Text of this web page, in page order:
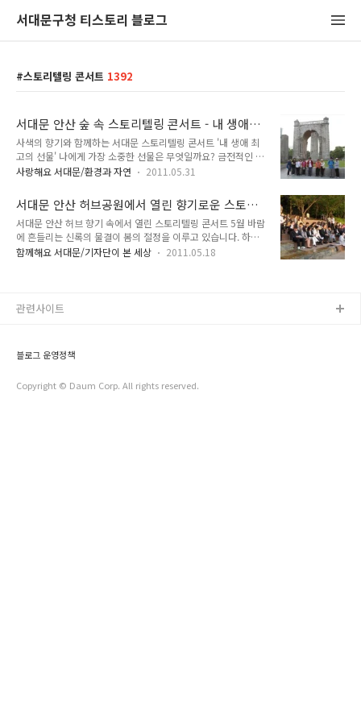
서대문구청 티스토리 블로그
스토리텔링 콘서트 1392
서대문 안산 숲 속 스토리텔링 콘서트 - 내 생애
최고의 선물
사색의 향기와 함께하는 서대문 스토리텔링 콘서트 '내 생애 최
고의 선물' 나에게 가장 소중한 선물은 무엇일까요? 금전적인 선
물? 아니면, 작지만 무언가 의미가 담긴 선물? 내가 받았던 선
어주는 선물에서부터 화해를 나누는 선물, 감사의 마음을 전하는
선물, 사랑을 전하는 선물, 기쁨을 나누는 선물 등. 선물은 많은
의미를 가지고 있습니다. 하지만 무엇보다 이 모든 선물은 우리
를 행복하게 만들어 주지요. 선물을 받는 사람도 주는 사람도 모
두 말이죠^^ 선물이야기를 꺼낸 까닭은, 전해드릴 즐거운 소식
사랑해요 서대문/환경과 자연 2011.05.31
서대문 안산 허브공원에서 열린 향기로운 스토리
텔링 콘서트
서대문 안산 허브 향기 속에서 열린 스토리텔링 콘서트 5월 바람
에 흔들리는 신록의 물결이 봄의 절정을 이루고 있습니다. 하루
하루의 시간이 소중하게 느껴지며 신록이 뿜어내는 푸름 속을 걷
원길을 올라 예쁘게 꾸며진 작은 야외 공연장으로 발걸음을 옮겼
준비를 하고 있었답니다. 6시 30분이 되자 의 저자 김흥식 작가
함께해요 서대문/기자단이 본 세상 2011.05.18
블로그 운영정책
Copyright © Daum Corp. All rights reserved.
관련사이트